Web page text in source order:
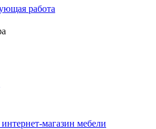
работа
магазин мебели